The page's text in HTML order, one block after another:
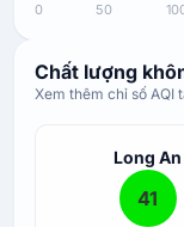
0 50
Chất lượng
Xem thêm chỉ số AQI
Long An
41